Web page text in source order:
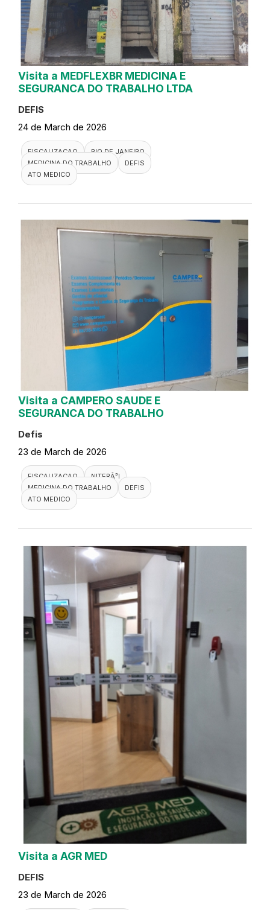
Visita a MEDFLEXBR MEDICINA E
SEGURANCA DO TRABALHO LTDA
DEFIS
24 de March de 2026
FISCALIZACAO
RIO DE JANEIRO
MEDICINA DO TRABALHO
DEFIS
ATO MEDICO
Visita a CAMPERO SAUDE E
SEGURANCA DO TRABALHO
Defis
23 de March de 2026
FISCALIZACAO
NITERÃ³I
MEDICINA DO TRABALHO
DEFIS
ATO MEDICO
Visita a AGR MED
DEFIS
23 de March de 2026